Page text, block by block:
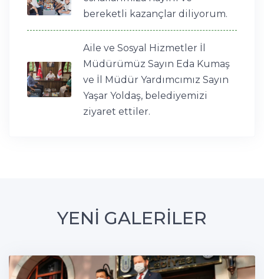
bereketli kazançlar diliyorum.
Aile ve Sosyal Hizmetler İl
Müdürümüz Sayın Eda Kumaş
ve İl Müdür Yardımcımız Sayın
Yaşar Yoldaş, belediyemizi
ziyaret ettiler.
YENİ GALERİLER